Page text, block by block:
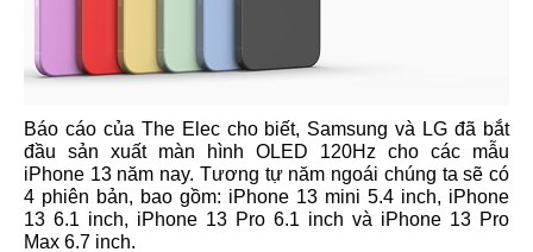
Báo cáo của The Elec cho biết, Samsung và LG đã bắt
đầu sản xuất màn hình OLED 120Hz cho các mẫu
iPhone 13 năm nay. Tương tự năm ngoái chúng ta sẽ có
4 phiên bản, bao gồm: iPhone 13 mini 5.4 inch, iPhone
13 6.1 inch, iPhone 13 Pro 6.1 inch và iPhone 13 Pro
Max 6.7 inch.